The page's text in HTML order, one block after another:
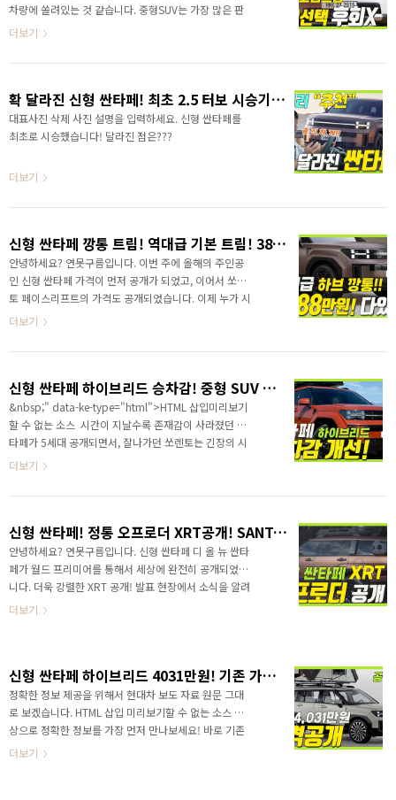
차량에 쏠려있는 것 같습니다. 중형SUV는 가장 많은 판
매량을 자랑하는 세그먼트이면서 제조사의 자존심이 걸
나온 것 같아요. 지난 영상에서는 구독자분들의 요청에
을 비교 분석했습니다. 꼼꼼하게 비교해 보니 기본트림만
해도 부족함이 없는 빵빵한 편의 사양을 제공하는 것을
알 수 있었고, 기본트림 기준이라면 신형 싼타페쪽이 좀
더보기
확 달라진 신형 싼타페! 최초 2.5 터보 시승기 솔직하게 알려드려요! SANTAFE 2024
대표사진 삭제 사진 설명을 입력하세요. 신형 싼타페를
최초로 시승했습니다! 달라진 점은???
더보기
신형 싼타페 깡통 트림! 역대급 기본 트림! 3888만 원에 있을 것 다 있는 하이브리드!
안녕하세요? 연못구름입니다. 이번 주에 올해의 주인공
인 신형 싼타페 가격이 먼저 공개가 되었고, 이어서 쏘렌
토 페이스리프트의 가격도 공개되었습니다. 이제 누가 시
장에서 1등을 차지하게 될지? 그리고 싼타페는 무너진
정보를 가장 먼저 만나보세요! HTML 삽입 미리보기할 수
만, 원하는 옵션을 추가하면 4천만 원은 기본이고, 하이
브리드 차량은 옵션을 조금 추가하면 4천 중후반까지 올
라가요?
더보기
신형 싼타페 하이브리드 승차감! 중형 SUV 최초적용! E라이드 | E핸들링 | 하이드로 부시
&nbsp;" data-ke-type="html">HTML 삽입미리보기
할 수 없는 소스 시간이 지날수록 존재감이 사라졌던 싼
타페가 5세대 공개되면서, 잘나가던 쏘렌토는 긴장의 시
간을 보내고 있습니다. 부동 1위 쏘렌토는 한치의 양보
될까요?&nbsp;" data-ke-type="html">HTML 삽입
입하는 하이브리드 SUV에서 기존 싼타페나 기존 #쏘렌
토하이브리드에 제공되지 않았던 신기술을 알려드리겠
습니다. " data-ke-type="html">HTML 삽입미리보
기할 수 없는 소스승차감이 다른 하이브리드!출처 입
덕목인데, 어떤 기술인지 바로 ..
더보기
신형 싼타페! 정통 오프로더 XRT공개! SANTA FE 2024
안녕하세요? 연못구름입니다. 신형 싼타페 디 올 뉴 싼타
페가 월드 프리미어를 통해서 세상에 완전히 공개되었습
니다. 더욱 강렬한 XRT 공개! 발표 현장에서 소식을 알려
드렸는데..저는 1세대 싼타페를 처음 만났을때의 충격을
터 23일까지 한강 세빛섬에서 신형 싼타페의 모든 색상
을 만날 수 있는 프로그램인 싼타페 익스피리언스가 진행
됩니다. 현장에서는 국내 출시되는 모든 색상의 차량이
전시됩니다. 영상으로 정확한 정보를 가장 먼저 만나보세
요! https://youtu.be/2Rj3bAweHf4 디자인은 직접 보
시고 판단하시는 것이 정확한데... ..
더보기
신형 싼타페 하이브리드 4031만원! 기존 가격보다 269~347만원 인상!
정확한 정보 제공을 위해서 현대차 보도 자료 원문 그대
로 보겠습니다. HTML 삽입 미리보기할 수 없는 소스 영
상으로 정확한 정보를 가장 먼저 만나보세요! 바로 기존
가격과 비교해 보겠습니다. 먼저 하이브리드 2륜의 트림
더보기